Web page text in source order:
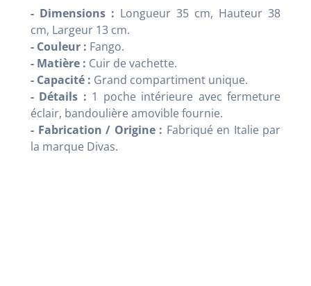
- Dimensions : Longueur 35 cm, Hauteur 38
cm, Largeur 13 cm.
- Couleur : Fango.
- Matière : Cuir de vachette.
- Capacité : Grand compartiment unique.
- Détails : 1 poche intérieure avec fermeture
éclair, bandoulière amovible fournie.
- Fabrication / Origine : Fabriqué en Italie par
la marque Divas.